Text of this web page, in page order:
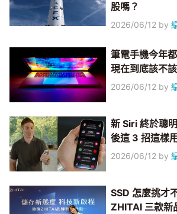
股嗎？
2026/06/12 by
筆電手機今年
現在到底該不
2026/06/12 by
新 Siri 終於聰
後這 3 招這樣
2026/06/12 by
SSD 怎麼挑才
ZHITAI 三款新